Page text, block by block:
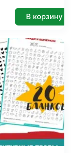
В корзину